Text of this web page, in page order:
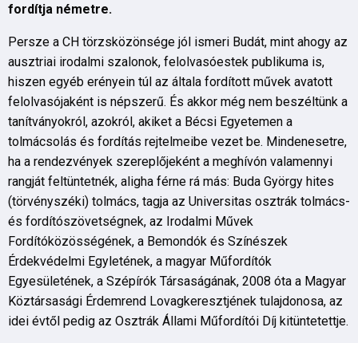
fordítja németre.
Persze a CH törzsközönsége jól ismeri Budát, mint ahogy az
ausztriai irodalmi szalonok, felolvasóestek publikuma is,
hiszen egyéb erényein túl az általa fordított művek avatott
felolvasójaként is népszerű. És akkor még nem beszéltünk a
tanítványokról, azokról, akiket a Bécsi Egyetemen a
tolmácsolás és fordítás rejtelmeibe vezet be. Mindenesetre,
ha a rendezvények szereplőjeként a meghívón valamennyi
rangját feltüntetnék, aligha férne rá más: Buda György hites
(törvényszéki) tolmács, tagja az Universitas osztrák tolmács-
és fordítószövetségnek, az Irodalmi Művek
Fordítóközösségének, a Bemondók és Színészek
Érdekvédelmi Egyletének, a magyar Műfordítók
Egyesületének, a Szépírók Társaságának, 2008 óta a Magyar
Köztársasági Érdemrend Lovagkeresztjének tulajdonosa, az
idei évtől pedig az Osztrák Állami Műfordítói Díj kitüntetettje.